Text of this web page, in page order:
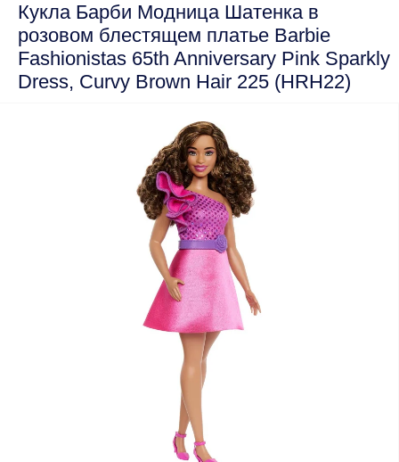
Кукла Барби Модница Шатенка в
розовом блестящем платье Barbie
Fashionistas 65th Anniversary Pink Sparkly
Dress, Curvy Brown Hair 225 (HRH22)